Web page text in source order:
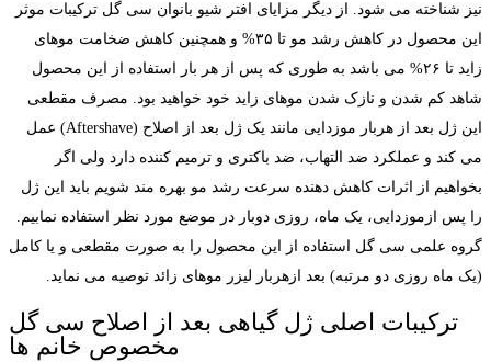
نیز شناخته می شود. از دیگر مزایای افتر شیو بانوان سی گل ترکیبات موثر
این محصول در کاهش رشد مو تا ۳۵% و همچنین کاهش ضخامت موهای
زاید تا ۲۶% می باشد به طوری که پس از هر بار استفاده از این محصول
شاهد کم شدن و نازک شدن موهای زاید خود خواهید بود. مصرف مقطعی
این ژل بعد از هربار موزدایی مانند یک ژل بعد از اصلاح (Aftershave) عمل
می کند و عملکرد ضد التهاب، ضد باکتری و ترمیم کننده دارد ولی اگر
بخواهیم از اثرات کاهش دهنده سرعت رشد مو بهره مند شویم باید این ژل
را پس ازموزدایی، یک ماه، روزی دوبار در موضع مورد نظر استفاده نمابیم.
گروه علمی سی گل استفاده از این محصول را به صورت مقطعی و یا کامل
(یک ماه روزی دو مرتبه) بعد ازهربار لیزر موهای زائد توصیه می نماید.
ترکیبات اصلی ژل گیاهی بعد از اصلاح سی گل
مخصوص خانم ها